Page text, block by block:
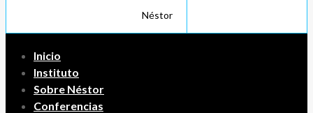
Néstor
Inicio
Instituto
Sobre Néstor
Conferencias